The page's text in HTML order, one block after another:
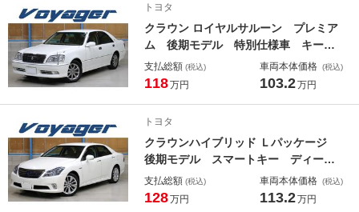
ルセグＴＶチューナー ＥＴＣ
トヨタ
クラウン ロイヤルサルーン プレミア
ム 後期モデル 特別仕様車 キーレ
ス パワーシート 後席電動リクライ
ニング 電動サンシェード クルーズ
アリング 左右独立オートエアコン
支払総額 (税込)
118万円
車両本体価格 (税込)
103.2万円
トヨタ
クラウンハイブリッド Ｌパッケージ
後期モデル スマートキー ディーラ
ー記録簿付 純正１８インチホイー
ル 純正ＨＩＤヘッドライト クルー
支払総額 (税込)
128万円
車両本体価格 (税込)
113.2万円